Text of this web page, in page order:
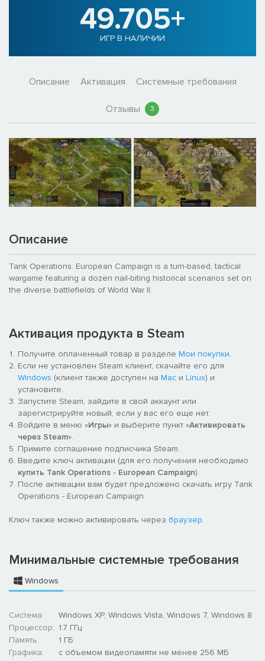
49.705+
ИГР В НАЛИЧИИ
Описание Активация Системные требования
Отзывы 3
Описание
Tank Operations: European Campaign is a turn-based, tactical
wargame featuring a dozen nail-biting historical scenarios set on
the diverse battlefields of World War II.
Активация продукта в Steam
Получите оплаченный товар в разделе Мои покупки.
Если не установлен Steam клиент, скачайте его для
Windows (клиент также доступен на Mac и Linux) и
установите.
Запустите Steam, зайдите в свой аккаунт или
зарегистрируйте новый, если у вас его еще нет.
Войдите в меню «Игры» и выберите пункт «Активировать
через Steam».
Примите соглашение подписчика Steam.
Введите ключ активации (для его получения необходимо
купить Tank Operations - European Campaign).
После активации вам будет предложено скачать игру Tank
Operations - European Campaign.
Ключ также можно активировать через браузер.
Минимальные системные требования
Windows
Система:
Windows XP, Windows Vista, Windows 7, Windows 8
Процессор: 1.7 ГГц
Память:
1 ГБ
Графика:
с объемом видеопамяти не менее 256 МБ